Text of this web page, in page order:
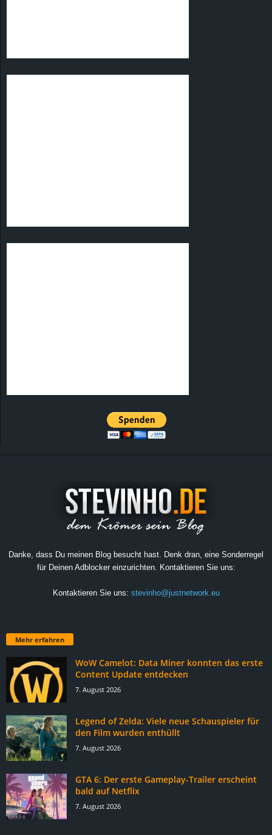
Danke, dass Du meinen Blog besucht hast. Denk dran, eine Sonderregel
für Deinen Adblocker einzurichten. Kontaktieren Sie uns:
Kontaktieren Sie uns: stevinho@justnetwork.eu
Mehr erfahren
WoW Camelot: Data Miner konnten das erste
Content Update entdecken
7. August 2026
Legend of Zelda: Viele neue Schauspieler für
den Film wurden enthüllt
7. August 2026
GTA 6: Der erste Gameplay-Trailer erscheint
bald auf Netflix
7. August 2026